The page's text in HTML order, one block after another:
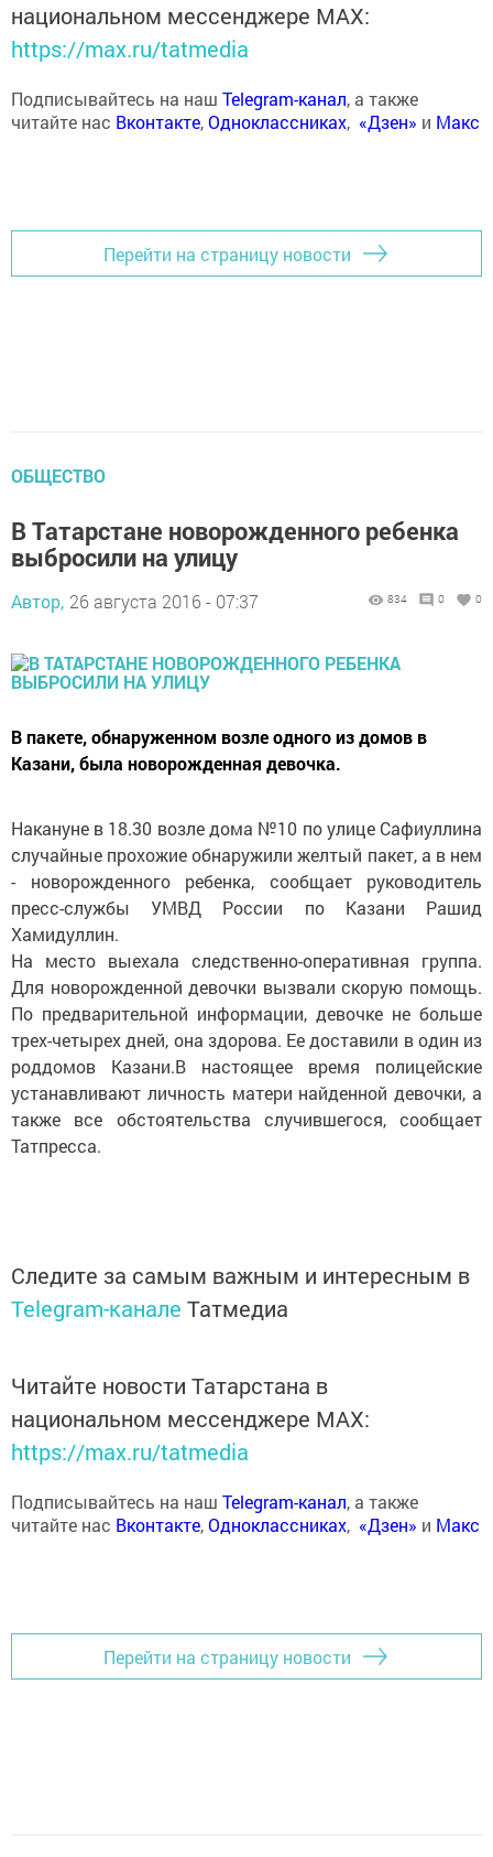
национальном мессенджере MАХ:
https://max.ru/tatmedia
Подписывайтесь на наш Telegram-канал, а также
читайте нас Вконтакте,Одноклассниках, «Дзен» и Макс
Перейти на страницу новости
ОБЩЕСТВО
В Татарстане новорожденного ребенка
выбросили на улицу
Автор, 26 августа 2016 - 07:37 834 0 0
В пакете, обнаруженном возле одного из домов в
Казани, была новорожденная девочка.
Накануне в 18.30 возле дома №10 по улице Сафиуллина
случайные прохожие обнаружили желтый пакет, а в нем
- новорожденного ребенка, сообщает руководитель
пресс-службы УМВД России по Казани Рашид
Хамидуллин.
На место выехала следственно-оперативная группа.
Для новорожденной девочки вызвали скорую помощь.
По предварительной информации, девочке не больше
трех-четырех дней, она здорова. Ее доставили в один из
роддомов Казани.В настоящее время полицейские
устанавливают личность матери найденной девочки, а
также все обстоятельства случившегося, сообщает
Татпресса.
Следите за самым важным и интересным в
Telegram-канале Татмедиа
Читайте новости Татарстана в
национальном мессенджере MАХ:
https://max.ru/tatmedia
Подписывайтесь на наш Telegram-канал, а также
читайте нас Вконтакте,Одноклассниках, «Дзен» и Макс
Перейти на страницу новости